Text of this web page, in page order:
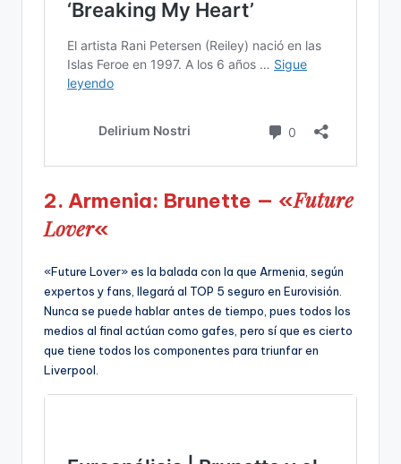
2. Armenia: Brunette — «Future
Lover«
«Future Lover» es la balada con la que Armenia, según
expertos y fans, llegará al TOP 5 seguro en Eurovisión.
Nunca se puede hablar antes de tiempo, pues todos los
medios al final actúan como gafes, pero sí que es cierto
que tiene todos los componentes para triunfar en
Liverpool.